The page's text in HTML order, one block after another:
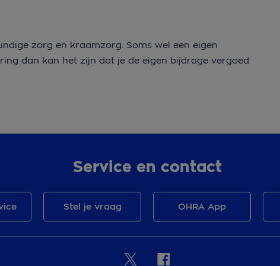
zorg en kraamzorg. Soms wel een eigen
dan kan het zijn dat je de eigen bijdrage vergoed
Service en contact
Stel je vraag OHRA App